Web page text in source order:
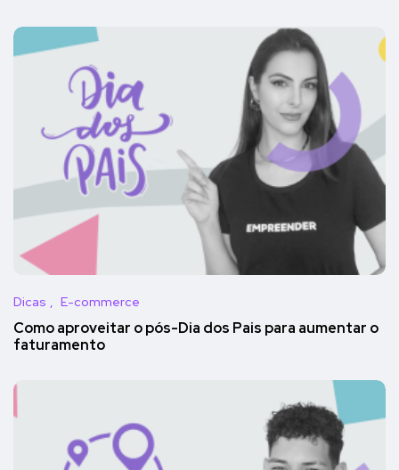
Dicas E-commerce
Como aproveitar o pós-Dia dos Pais para aumentar o
faturamento